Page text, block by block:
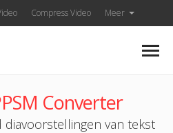
Compress Video Meer
Converter
diavoorstellingen van tekst